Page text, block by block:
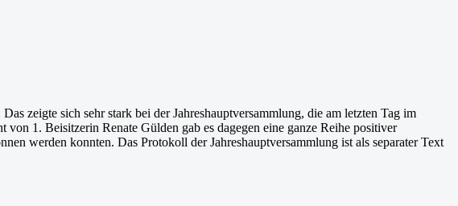
zeigte sich sehr stark bei der Jahreshauptversammlung, die am letzten Tag im
1. Beisitzerin Renate Gülden gab es dagegen eine ganze Reihe positiver
werden konnten. Das Protokoll der Jahreshauptversammlung ist als separater Text